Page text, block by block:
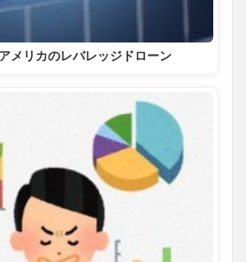
メリカのレバレッジドローン